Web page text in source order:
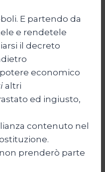
E partendo da
e rendetele
il decreto
economico
altri
ed ingiusto,
contenuto nel
prenderò parte